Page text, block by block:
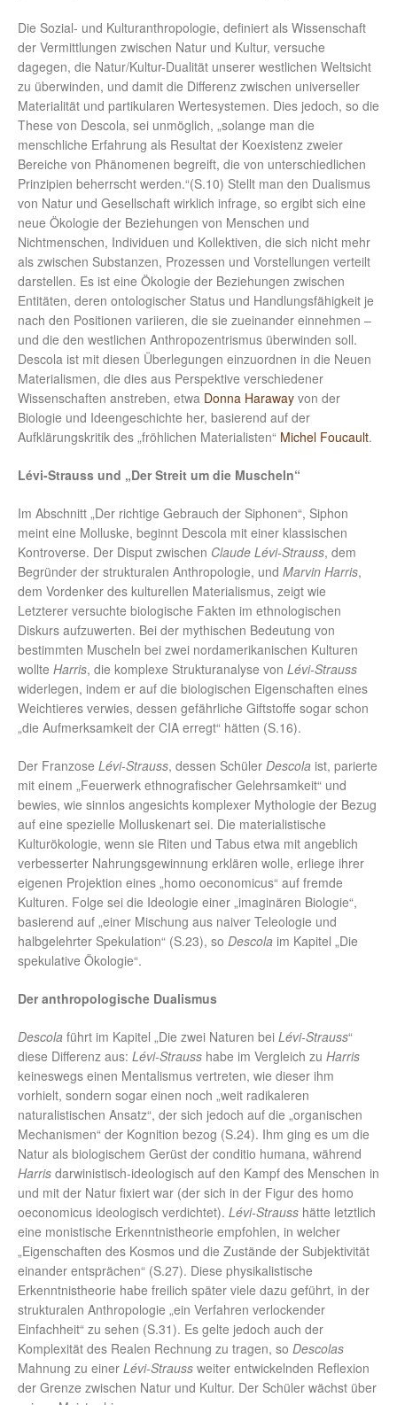
Die Sozial- und Kulturanthropologie, definiert als Wissenschaft
der Vermittlungen zwischen Natur und Kultur, versuche
dagegen, die Natur/Kultur-Dualität unserer westlichen Weltsicht
zu überwinden, und damit die Differenz zwischen universeller
Materialität und partikularen Wertesystemen. Dies jedoch, so die
These von Descola, sei unmöglich, „solange man die
menschliche Erfahrung als Resultat der Koexistenz zweier
Bereiche von Phänomenen begreift, die von unterschiedlichen
Prinzipien beherrscht werden.“(S.10) Stellt man den Dualismus
von Natur und Gesellschaft wirklich infrage, so ergibt sich eine
neue Ökologie der Beziehungen von Menschen und
Nichtmenschen, Individuen und Kollektiven, die sich nicht mehr
als zwischen Substanzen, Prozessen und Vorstellungen verteilt
darstellen. Es ist eine Ökologie der Beziehungen zwischen
Entitäten, deren ontologischer Status und Handlungsfähigkeit je
nach den Positionen variieren, die sie zueinander einnehmen –
und die den westlichen Anthropozentrismus überwinden soll.
Descola ist mit diesen Überlegungen einzuordnen in die Neuen
Materialismen, die dies aus Perspektive verschiedener
Wissenschaften anstreben, etwa Donna Haraway von der
Biologie und Ideengeschichte her, basierend auf der
Aufklärungskritik des „fröhlichen Materialisten“ Michel Foucault.
Lévi-Strauss und „Der Streit um die Muscheln“
Im Abschnitt „Der richtige Gebrauch der Siphonen“, Siphon
meint eine Molluske, beginnt Descola mit einer klassischen
Kontroverse. Der Disput zwischen Claude Lévi-Strauss, dem
Begründer der strukturalen Anthropologie, und Marvin Harris,
dem Vordenker des kulturellen Materialismus, zeigt wie
Letzterer versuchte biologische Fakten im ethnologischen
Diskurs aufzuwerten. Bei der mythischen Bedeutung von
bestimmten Muscheln bei zwei nordamerikanischen Kulturen
wollte Harris, die komplexe Strukturanalyse von Lévi-Strauss
widerlegen, indem er auf die biologischen Eigenschaften eines
Weichtieres verwies, dessen gefährliche Giftstoffe sogar schon
„die Aufmerksamkeit der CIA erregt“ hätten (S.16).
Der Franzose Lévi-Strauss, dessen Schüler Descola ist, parierte
mit einem „Feuerwerk ethnografischer Gelehrsamkeit“ und
bewies, wie sinnlos angesichts komplexer Mythologie der Bezug
auf eine spezielle Molluskenart sei. Die materialistische
Kulturökologie, wenn sie Riten und Tabus etwa mit angeblich
verbesserter Nahrungsgewinnung erklären wolle, erliege ihrer
eigenen Projektion eines „homo oeconomicus“ auf fremde
Kulturen. Folge sei die Ideologie einer „imaginären Biologie“,
basierend auf „einer Mischung aus naiver Teleologie und
halbgelehrter Spekulation“ (S.23), so Descola im Kapitel „Die
spekulative Ökologie“.
Der anthropologische Dualismus
Descola führt im Kapitel „Die zwei Naturen bei Lévi-Strauss“
diese Differenz aus: Lévi-Strauss habe im Vergleich zu Harris
keineswegs einen Mentalismus vertreten, wie dieser ihm
vorhielt, sondern sogar einen noch „weit radikaleren
naturalistischen Ansatz“, der sich jedoch auf die „organischen
Mechanismen“ der Kognition bezog (S.24). Ihm ging es um die
Natur als biologischem Gerüst der conditio humana, während
Harris darwinistisch-ideologisch auf den Kampf des Menschen in
und mit der Natur fixiert war (der sich in der Figur des homo
oeconomicus ideologisch verdichtet). Lévi-Strauss hätte letztlich
eine monistische Erkenntnistheorie empfohlen, in welcher
„Eigenschaften des Kosmos und die Zustände der Subjektivität
einander entsprächen“ (S.27). Diese physikalistische
Erkenntnistheorie habe freilich später viele dazu geführt, in der
strukturalen Anthropologie „ein Verfahren verlockender
Einfachheit“ zu sehen (S.31). Es gelte jedoch auch der
Komplexität des Realen Rechnung zu tragen, so Descolas
Mahnung zu einer Lévi-Strauss weiter entwickelnden Reflexion
der Grenze zwischen Natur und Kultur. Der Schüler wächst über